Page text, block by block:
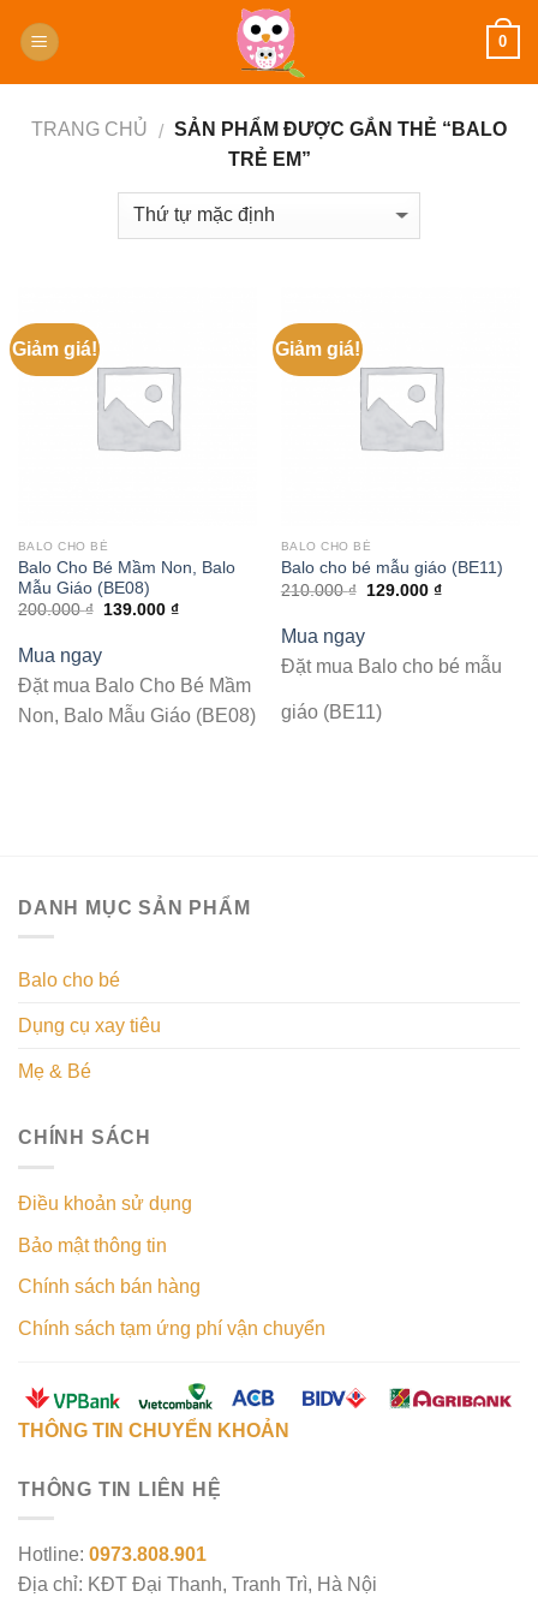
0
TRANG CHỦ / SẢN PHẨM ĐƯỢC GẮN THẺ “BALO
TRẺ EM”
Giảm giá!
BALO CHO BÉ
Balo Cho Bé Mầm Non, Balo
Mẫu Giáo (BE08)
200.000₫ 139.000 ₫
Mua ngay
Đặt mua Balo Cho Bé Mầm
Non, Balo Mẫu Giáo (BE08)
Giảm giá!
BALO CHO BÉ
Balo cho bé mẫu giáo (BE11)
210.000₫ 129.000 ₫
Mua ngay
Đặt mua Balo cho bé mẫu
giáo (BE11)
DANH MỤC SẢN PHẨM
Balo cho bé
Dụng cụ xay tiêu
Mẹ & Bé
CHÍNH SÁCH
Điều khoản sử dụng
Bảo mật thông tin
Chính sách bán hàng
Chính sách tạm ứng phí vận chuyển
THÔNG TIN CHUYỂN KHOẢN
THÔNG TIN LIÊN HỆ
Hotline: 0973.808.901
Địa chỉ: KĐT Đại Thanh, Tranh Trì, Hà Nội